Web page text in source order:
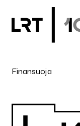
Finansuoja